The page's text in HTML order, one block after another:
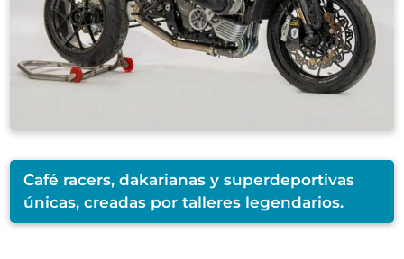
Café racers, dakarianas y superdeportivas
únicas, creadas por talleres legendarios.